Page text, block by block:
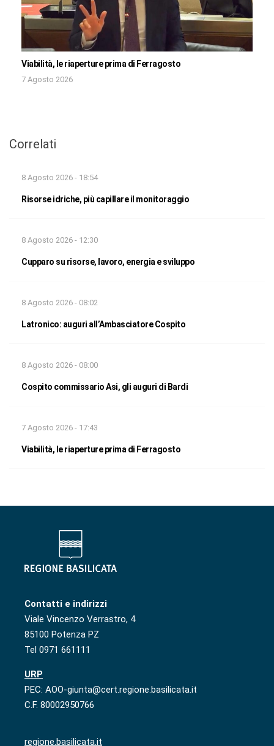
Viabilità, le riaperture prima di Ferragosto
7 Agosto 2026
Correlati
8 Agosto 2026 - 18:54
Risorse idriche, più capillare il monitoraggio
8 Agosto 2026 - 12:30
Cupparo su risorse, lavoro, energia e sviluppo
8 Agosto 2026 - 08:02
Latronico: auguri all’Ambasciatore Cospito
8 Agosto 2026 - 08:00
Cospito commissario Asi, gli auguri di Bardi
7 Agosto 2026 - 17:43
Viabilità, le riaperture prima di Ferragosto
Contatti e indirizzi
Viale Vincenzo Verrastro, 4
85100 Potenza PZ
Tel 0971 661111
URP
PEC: AOO-giunta@cert.regione.basilicata.it
C.F. 80002950766
regione.basilicata.it